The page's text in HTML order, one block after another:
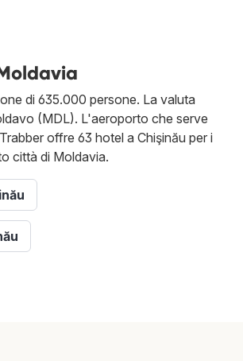
di 635.000 persone. La valuta
(MDL). L'aeroporto che serve
offre 63 hotel a Chişinău per i
città di Moldavia.